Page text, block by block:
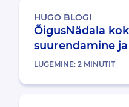
HUGO BLOGI
ÕigusNädala
suurendamine
LUGEMINE: 2 MINUTIT